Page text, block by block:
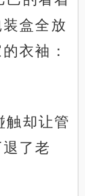
盒全放
衣袖：
触却让管
了老